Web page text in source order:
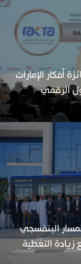
الإمارات
البنفسجي
التغطية